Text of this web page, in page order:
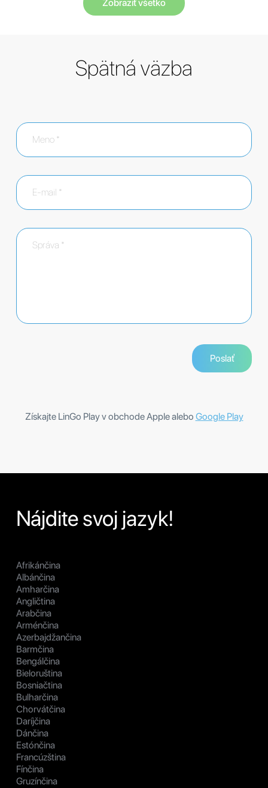
Zobraziť všetko
Spätná väzba
Získajte LinGo Play v obchode Apple alebo Google Play
Nájdite svoj jazyk!
Afrikánčina
Albánčina
Amharčina
Angličtina
Arabčina
Arménčina
Azerbajdžančina
Barmčina
Bengálčina
Bieloruština
Bosniačtina
Bulharčina
Chorvátčina
Daríjčina
Dánčina
Estónčina
Francúzština
Fínčina
Gruzínčina